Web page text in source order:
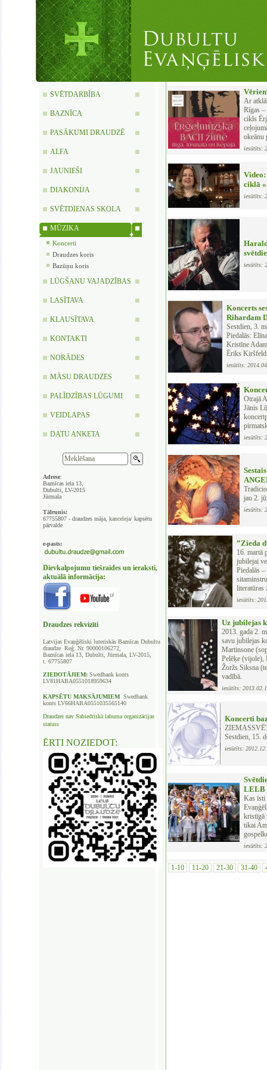
SVĒTDARBĪBA
BAZNĪCA
PASĀKUMI DRAUDZĒ
ALFA
JAUNIEŠI
DIAKONIJA
SVĒTDIENAS SKOLA
MŪZIKA
Koncerti
Draudzes koris
Bazūņu koris
LŪGŠANU VAJADZĪBAS
LASĪTAVA
KLAUSĪTAVA
KONTAKTI
NORĀDES
MĀSU DRAUDZES
PALĪDZĪBAS LŪGUMI
VEIDLAPAS
DATU ANKETA
Adrese:
Baznīcas iela 13,
Dubulti, LV-2015
Jūrmala
Tālrunis:
67755807 - draudzes māja, kanceleja/ kapsētu
pārvalde
e-pasts:
Dievkalpojumu tiešraides un ieraksti,
aktuālā informācija:
Draudzes rekvizīti
Latvijas Evaņģēliski luteriskās Baznīcas Dubultu
draudze Reģ. Nr. 90000106272,
Baznīcas iela 13, Dubulti, Jūrmala, LV-2015,
t. 67755807
ZIEDOTĀJIEM: Swedbank konts
LV81HABA0551018959634
KAPSĒTU MAKSĀJUMIEM Swedbank
konts LV66HABA0551035565140
Draudzei nav Sabiedriskā labuma organizācijas
statuss
ĒRTI NOZIEDOT:
Ar
Rīgas –
cikls
okeānu
iesūtīts:
ciklā
iesūtīts:
iesūtīts:
Koncerts
Rihardam
Sestdien, 3.
Piedalās:
Kristīne
Ēriks
iesūtīts:
Otrajā
Jānis
iesūtīts:
jau 2.
iesūtīts:
”Zieda
16. martā
jubilejai
Piedalās
literatūras
iesūtīts:
Uz jubilejas
2013. gada 2.
savu jubilejas
Martinsone
Pelēķe (vijole),
Žoržs Siksna
vadībā.
iesūtīts:
Koncerti
Sestdien, 15.
iesūtīts:
LELB
Kas īsti
kristīgā
tikai
iesūtīts:
1-10 11-20 21-30 31-40